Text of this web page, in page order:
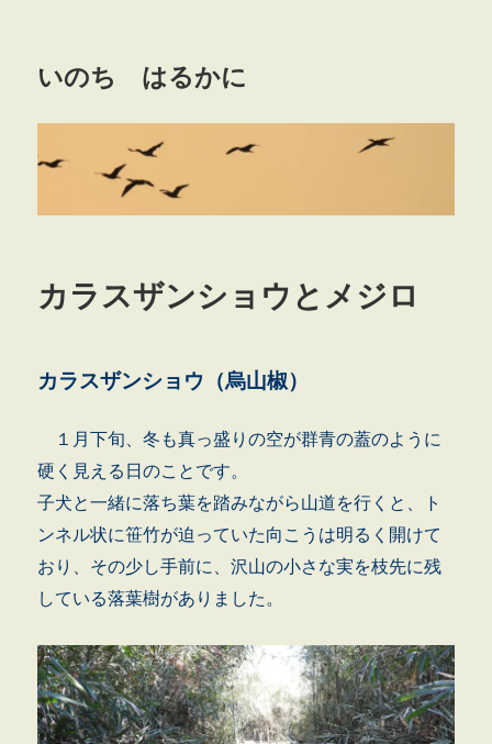
いのち はるかに
カラスザンショウとメジロ
カラスザンショウ（烏山椒）
１月下旬、冬も真っ盛りの空が群青の蓋のように
硬く見える日のことです。
子犬と一緒に落ち葉を踏みながら山道を行くと、ト
ンネル状に笹竹が迫っていた向こうは明るく開けて
おり、その少し手前に、沢山の小さな実を枝先に残
している落葉樹がありました。